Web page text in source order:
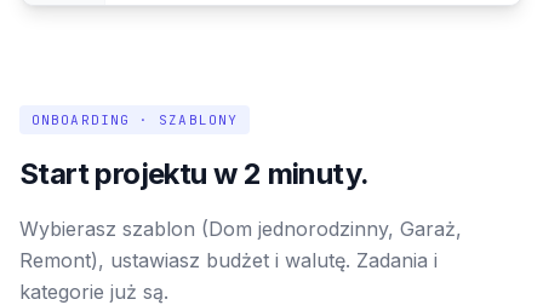
ONBOARDING · SZABLONY
Start projektu w 2 minuty.
Wybierasz szablon (Dom jednorodzinny, Garaż,
Remont), ustawiasz budżet i walutę. Zadania i
kategorie już są.